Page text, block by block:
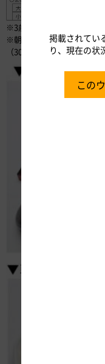
※3歳以下の添い寝のお子
※朝食は別料金（800円（
（300円（税込））もご用
掲載されてい
り、現在の状
この